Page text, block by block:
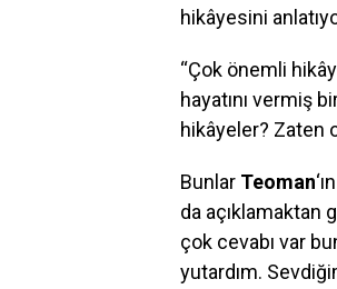
hikâyesini
“Çok önemli
hayatını vermiş
hikâyeler? Zaten
Bunlar Teoman
da açıklamaktan
çok cevabı var
yutardım.